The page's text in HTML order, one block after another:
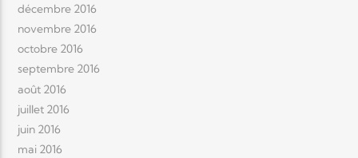
décembre 2016
novembre 2016
octobre 2016
septembre 2016
août 2016
juillet 2016
juin 2016
mai 2016